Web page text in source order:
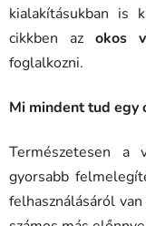
kialakításukban is
cikkben az okos
foglalkozni.
Mi mindent tud egy
Természetesen
gyorsabb
felhasználásáról